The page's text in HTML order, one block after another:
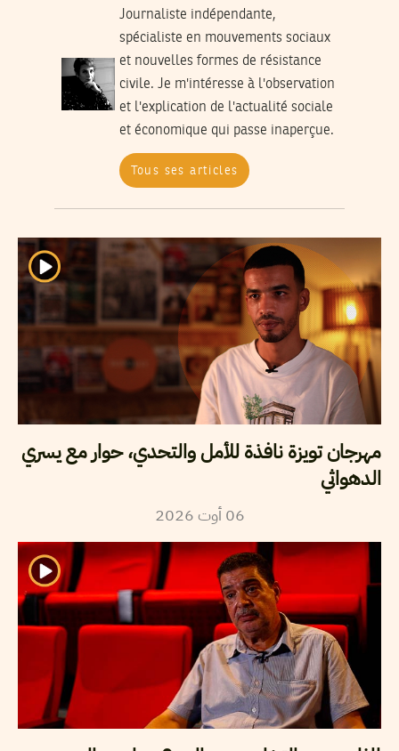
Journaliste indépendante,
spécialiste en mouvements sociaux
et nouvelles formes de résistance
civile. Je m'intéresse à l'observation
et l'explication de l'actualité sociale
et économique qui passe inaperçue.
Tous ses articles
مهرجان تويزة نافذة للأمل والتحدي، حوار مع يسري
الدهواثي
06 أوت2026